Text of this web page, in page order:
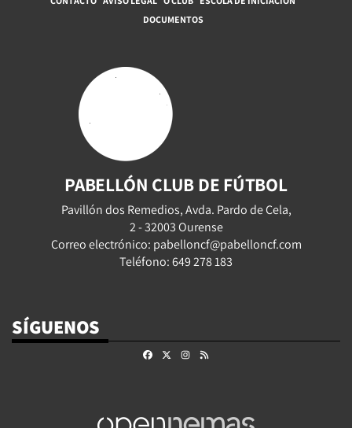
DOCUMENTOS
PABELLÓN CLUB DE FÚTBOL
Pavillón dos Remedios, Avda. Pardo de Cela,
2 - 32003 Ourense
Correo electrónico: pabelloncf@pabelloncf.com
Teléfono: 649 278 183
SÍGUENOS
FacebookInstagram